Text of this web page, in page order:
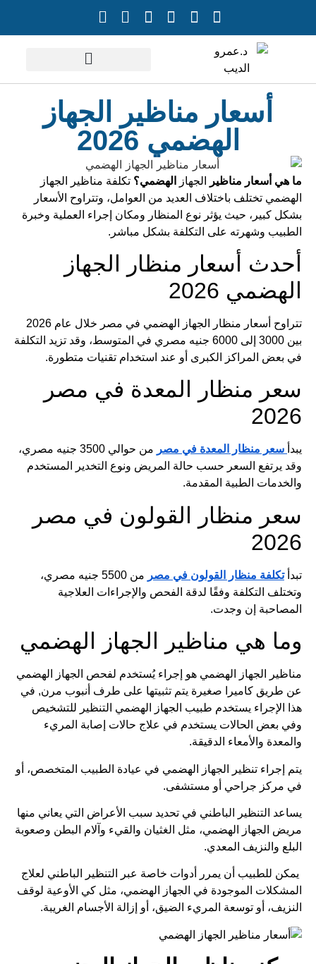
أسعار مناظير الجهاز
الهضمي 2026
ما هي أسعار مناظير الجهاز الهضمي؟ تكلفة مناظير الجهاز
الهضمي تختلف باختلاف العديد من العوامل، وتتراوح الأسعار
بشكل كبير، حيث يؤثر نوع المنظار ومكان إجراء العملية وخبرة
الطبيب وشهرته على التكلفة بشكل مباشر.
أحدث أسعار منظار الجهاز
الهضمي 2026
تتراوح أسعار منظار الجهاز الهضمي في مصر خلال عام 2026
بين 3000 إلى 6000 جنيه مصري في المتوسط، وقد تزيد التكلفة
في بعض المراكز الكبرى أو عند استخدام تقنيات متطورة.
سعر منظار المعدة في مصر
2026
يبدأ سعر منظار المعدة في مصر
من حوالي 3500 جنيه مصري،
وقد يرتفع السعر حسب حالة المريض ونوع التخدير المستخدم
والخدمات الطبية المقدمة.
سعر منظار القولون في مصر
2026
تبدأتكلفة منظار القولون في مصر
من 5500 جنيه مصري،
وتختلف التكلفة وفقًا لدقة الفحص والإجراءات العلاجية
المصاحبة إن وجدت.
وما هي مناظير الجهاز الهضمي
مناظير الجهاز الهضمي هو إجراء يُستخدم لفحص الجهاز الهضمي
عن طريق كاميرا صغيرة يتم تثبيتها على طرف أنبوب مرن, في
هذا الإجراء يستخدم طبيب الجهاز الهضمي التنظير للتشخيص
وفي بعض الحالات يستخدم في علاج حالات إصابة المريء
والمعدة والأمعاء الدقيقة.
يتم إجراء تنظير الجهاز الهضمي في عيادة الطبيب المتخصص، أو
في مركز جراحي أو مستشفى.
يساعد التنظير الباطني في تحديد سبب الأعراض التي يعاني منها
مريض الجهاز الهضمي، مثل الغثيان والقيء وآلام البطن وصعوبة
البلع والنزيف المعدي.
يمكن للطبيب أن يمرر أدوات خاصة عبر التنظير الباطني لعلاج
المشكلات الموجودة في الجهاز الهضمي، مثل كي الأوعية لوقف
النزيف، أو توسعة المريء الضيق، أو إزالة الأجسام الغريبة.